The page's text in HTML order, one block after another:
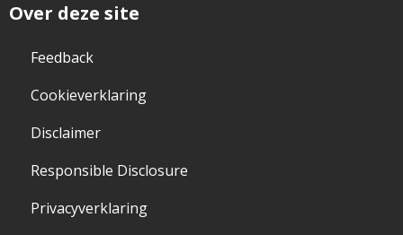
Over deze site
Feedback
Cookieverklaring
Disclaimer
Responsible Disclosure
Privacyverklaring